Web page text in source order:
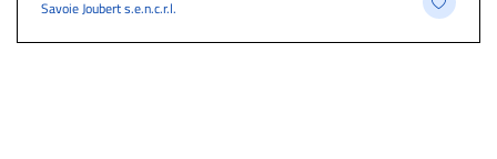
Savoie Joubert s.e.n.c.r.l.